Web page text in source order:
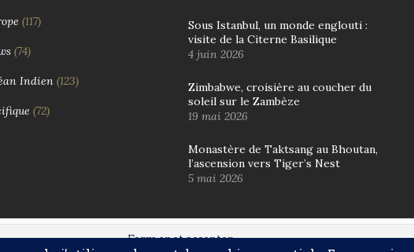
(117)
(74)
Indien(123)
(72)
Sous Istanbul, un monde englouti :
visite de la Citerne Basilique
4 juin 2026
Zimbabwe, croisière au coucher du
soleil sur le Zambèze
19 mai 2026
Monastère de Taktsang au Bhoutan,
l’ascension vers Tiger’s Nest
5 mai 2026